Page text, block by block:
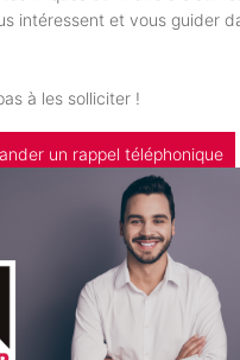
intéressent et vous guider
à les solliciter !
un rappel téléphonique